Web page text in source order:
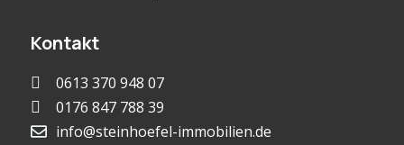
Kontakt
0613 370 948 07
0176 847 788 39
info@steinhoefel-immobilien.de